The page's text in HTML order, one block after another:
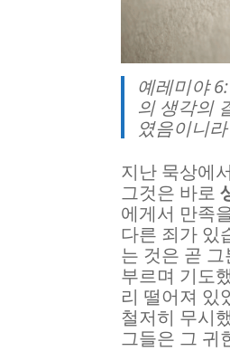
예레미야
의 생각의
였음이니라
지난 묵상에
그것은 바로
에게서 만족
다른 죄가 있
는 것은 곧
부르며 기도
리 떨어져 있
철저히 무시
그들은 그 귀